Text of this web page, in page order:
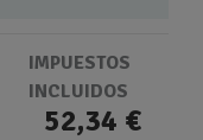
IMPUESTOS
INCLUIDOS
52,34 €